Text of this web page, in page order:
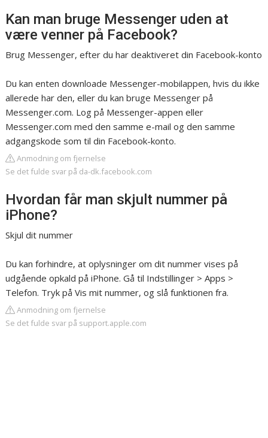
Kan man bruge Messenger uden at
være venner på Facebook?
Brug Messenger, efter du har deaktiveret din Facebook-konto
Du kan enten downloade Messenger-mobilappen, hvis du ikke
allerede har den, eller du kan bruge Messenger på
Messenger.com. Log på Messenger-appen eller
Messenger.com med den samme e-mail og den samme
adgangskode som til din Facebook-konto.
Anmodning om fjernelse
Se det fulde svar på da-dk.facebook.com
Hvordan får man skjult nummer på
iPhone?
Skjul dit nummer
Du kan forhindre, at oplysninger om dit nummer vises på
udgående opkald på iPhone. Gå til Indstillinger > Apps >
Telefon. Tryk på Vis mit nummer, og slå funktionen fra.
Anmodning om fjernelse
Se det fulde svar på support.apple.com